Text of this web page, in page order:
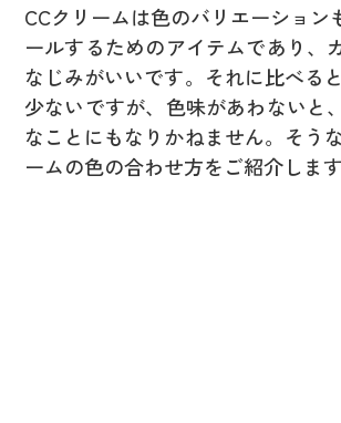
CCクリームは色のバリエーショ
ールするためのアイテムであり、
なじみがいいです。それに比べる
少ないですが、色味があわないと
なことにもなりかねません。そう
ームの色の合わせ方をご紹介します